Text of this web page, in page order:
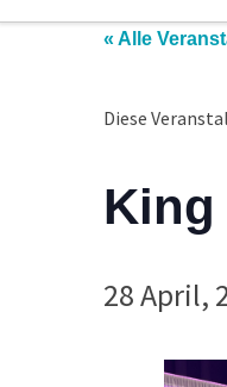
« Alle
Diese
King
28 April,